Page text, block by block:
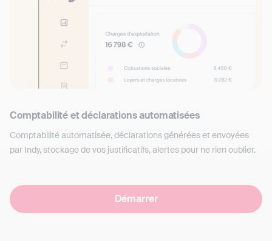
Comptabilité et déclarations automatisées
Comptabilité automatisée, déclarations générées et envoyées
par Indy, stockage de vos justificatifs, alertes pour ne rien oublier.
Démarrer